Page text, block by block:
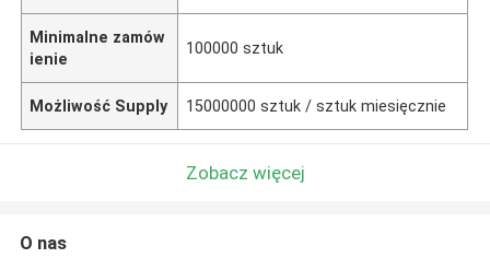
Minimalne zamów
ienie
100000 sztuk
Możliwość Supply 15000000 sztuk / sztuk miesięcznie
Zobacz więcej
O nas